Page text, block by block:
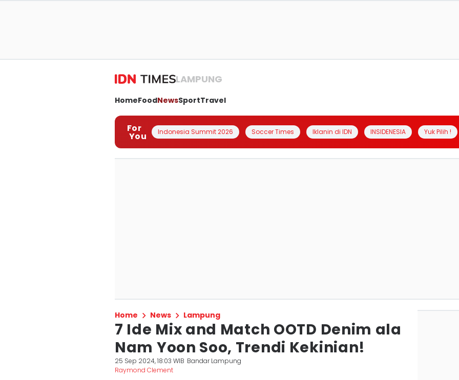
LAMPUNG
HomeFoodNewsSportTravel
For
You Indonesia Summit 2026 Soccer Times Iklanin di IDN INSIDENESIA Yuk Pilih !
Home News Lampung
7 Ide Mix and Match OOTD Denim ala
Nam Yoon Soo, Trendi Kekinian!
25 Sep 2024, 18:03 WIB Bandar Lampung
Raymond Clement